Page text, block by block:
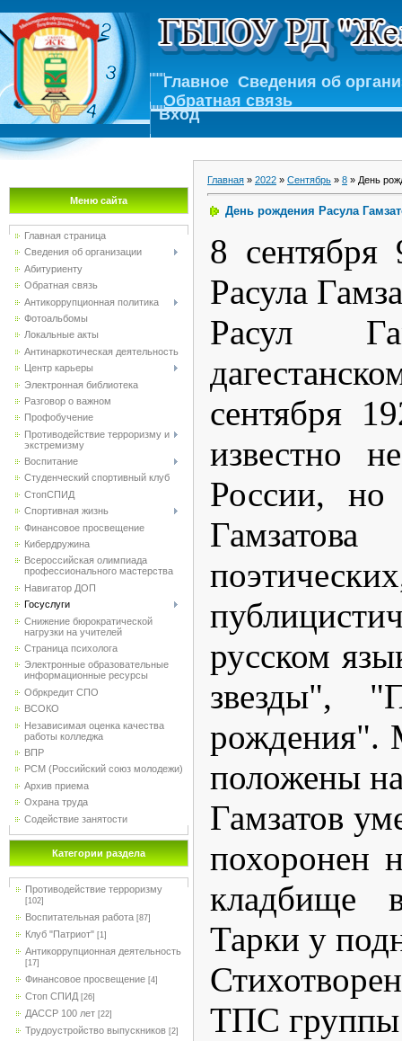
Главное Сведения об
Обратная связь
Вход
Меню сайта
Главная страница
Сведения об организации
Абитуриенту
Обратная связь
Антикоррупционная политика
Фотоальбомы
Локальные акты
Антинаркотическая деятельность
Центр карьеры
Электронная библиотека
Разговор о важном
Профобучение
Противодействие терроризму и
экстремизму
Воспитание
Студенческий спортивный клуб
CтопСПИД
Спортивная жизнь
Финансовое просвещение
Кибердружина
Всероссийская олимпиада
профессионального мастерства
Навигатор ДОП
Госуслуги
Снижение бюрократической
нагрузки на учителей
Страница психолога
Электронные образовательные
информационные ресурсы
Обркредит СПО
ВСОКО
Независимая оценка качества
работы колледжа
ВПР
РСМ (Российский союз молодежи)
Архив приема
Охрана труда
Содействие занятости
Категории раздела
Противодействие терроризму
[102]
Воспитательная работа [87]
Клуб "Патриот" [1]
Антикоррупционная деятельность
[17]
Финансовое просвещение [4]
Стоп СПИД [26]
ДАССР 100 лет [22]
Трудоустройство выпускников [2]
Главная » 2022 » Сентябрь » 8 » День
День рождения Расула
8
Расула
Расул
сентября
известно
России,
русском
звезды",
рождения".
положены
Гамзатов
похоронен
кладбище
Тарки у
ТПС группы